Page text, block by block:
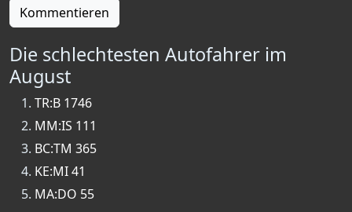
Kommentieren
Die schlechtesten Autofahrer im
August
TR:B 1746
MM:IS 111
BC:TM 365
KE:MI 41
MA:DO 55